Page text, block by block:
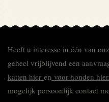
Heeft u interesse in één van
geheel vrijblijvend een
katten hier en voor honden hier.
mogelijk persoonlijk contact